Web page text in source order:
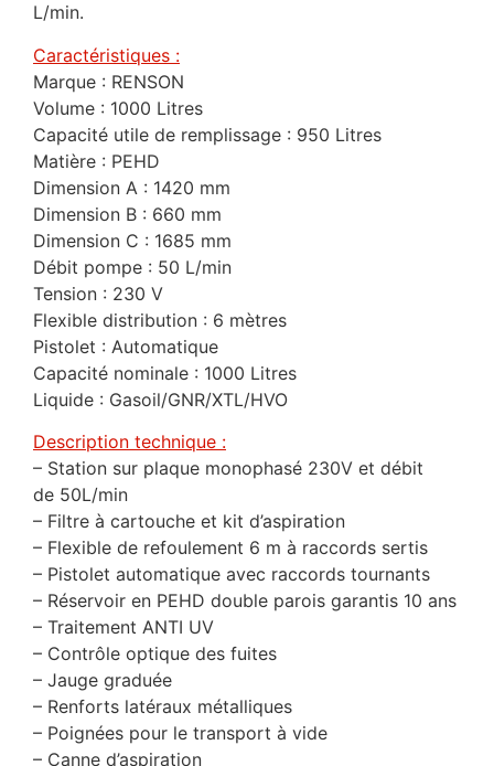
L/min.
Caractéristiques :
Marque : RENSON
Volume : 1000 Litres
Capacité utile de remplissage : 950 Litres
Matière : PEHD
Dimension A : 1420 mm
Dimension B : 660 mm
Dimension C : 1685 mm
Débit pompe : 50 L/min
Tension : 230 V
Flexible distribution : 6 mètres
Pistolet : Automatique
Capacité nominale : 1000 Litres
Liquide : Gasoil/GNR/XTL/HVO
Description technique :
– Station sur plaque monophasé 230V et débit
de 50L/min
– Filtre à cartouche et kit d’aspiration
– Flexible de refoulement 6 m à raccords sertis
– Pistolet automatique avec raccords tournants
– Réservoir en PEHD double parois garantis 10 ans
– Traitement ANTI UV
– Contrôle optique des fuites
– Jauge graduée
– Renforts latéraux métalliques
– Poignées pour le transport à vide
– Canne d’aspiration